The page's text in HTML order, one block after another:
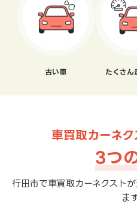
古い車 たくさん
車買取カーネ
3つ
行田市で車買取カーネクスト
ます